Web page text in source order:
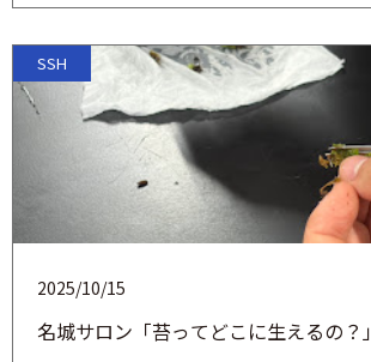
名城サロン「苔ってどこに生えるの？」
2025/10/15
SSH